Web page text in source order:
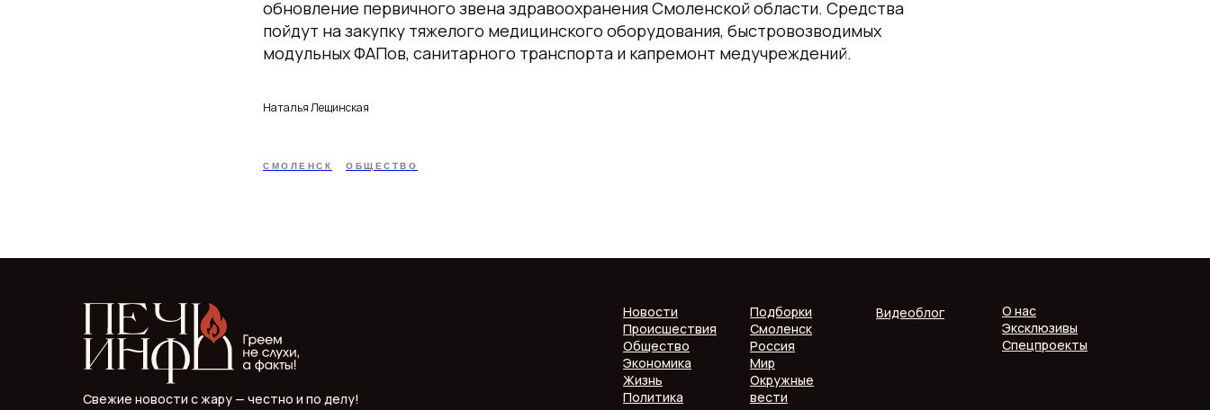
обновление первичного звена здравоохранения Смоленской области. Средства
пойдут на закупку тяжелого медицинского оборудования, быстровозводимых
модульных ФАПов, санитарного транспорта и капремонт медучреждений.
Наталья Лещинская
СМОЛЕНСК ОБЩЕСТВО
Свежие новости с жару — честно и по делу!
Новости
Происшествия
Общество
Экономика
Жизнь
Политика
Подборки
Смоленск
Россия
Мир
Окружные
вести
Видеоблог
О нас
Эксклюзивы
Спецпроекты